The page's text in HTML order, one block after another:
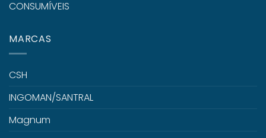
CONSUMÍVEIS
MARCAS
CSH
INGOMAN/SANTRAL
Magnum